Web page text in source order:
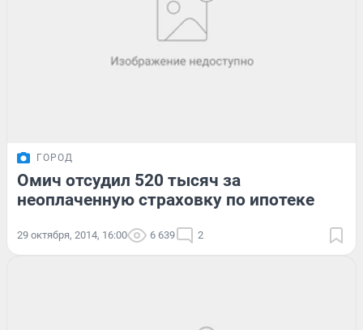
ГОРОД
Омич отсудил 520 тысяч за
неоплаченную страховку по ипотеке
29 октября, 2014, 16:00 6 639 2